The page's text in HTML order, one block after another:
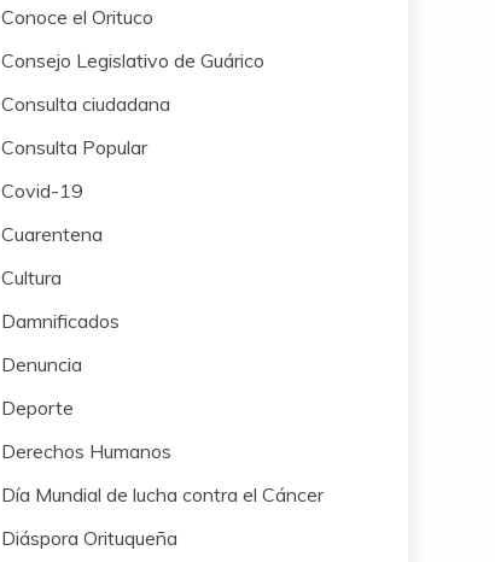
Conoce el Orituco
Consejo Legislativo de Guárico
Consulta ciudadana
Consulta Popular
Covid-19
Cuarentena
Cultura
Damnificados
Denuncia
Deporte
Derechos Humanos
Día Mundial de lucha contra el Cáncer
Diáspora Orituqueña